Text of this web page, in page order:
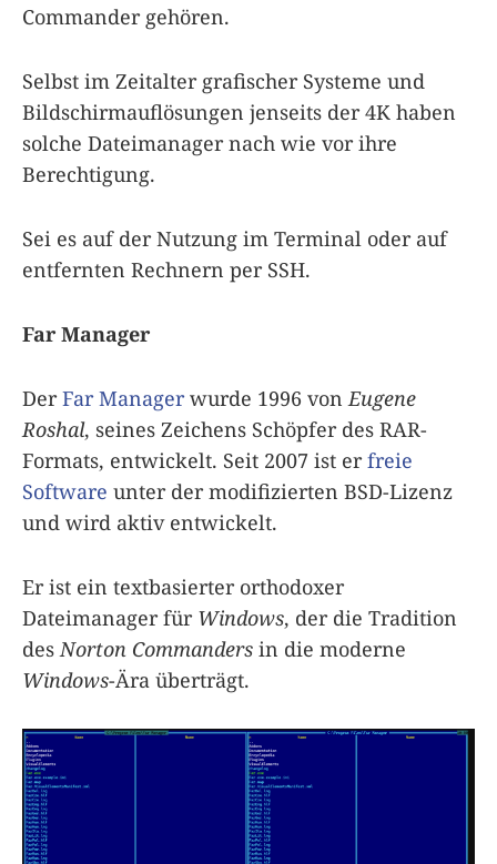
Commander gehören.
Selbst im Zeitalter grafischer Systeme und
Bildschirmauflösungen jenseits der 4K haben
solche Dateimanager nach wie vor ihre
Berechtigung.
Sei es auf der Nutzung im Terminal oder auf
entfernten Rechnern per SSH.
Far Manager
DerFar Managerwurde 1996 von Eugene
Roshal, seines Zeichens Schöpfer des RAR-
Formats, entwickelt. Seit 2007 ist erfreie
Software unter der modifizierten BSD-Lizenz
und wird aktiv entwickelt.
Er ist ein textbasierter orthodoxer
Dateimanager für Windows, der die Tradition
des Norton Commanders in die moderne
Windows-Ära überträgt.